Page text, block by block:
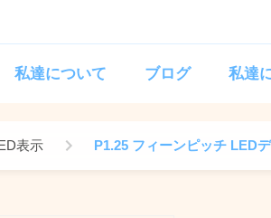
私達について ブログ 私達
表示 P1.25 フィーンピッチ LED